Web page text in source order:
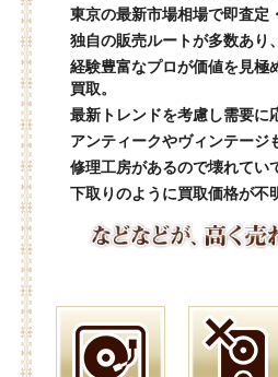
東京の最新市場相場で即査定
独自の販売ルートが多数あり
経験豊富なプロが価値を見極
買取。
最新トレンドを考慮し需要に
アンティークやヴィンテージ
修理工房があるので壊れてい
下取りのように買取価格が不